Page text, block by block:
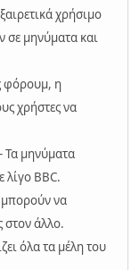
χρήσιμο
σε μηνύματα και
φόρουμ, η
χρήστες να
- Τα μηνύματα
λίγο BBC.
μπορούν να
στον άλλο.
όλα τα μέλη του